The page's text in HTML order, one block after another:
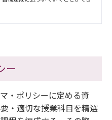
ー
・ポリシーに定める資
・適切な授業科目を精選